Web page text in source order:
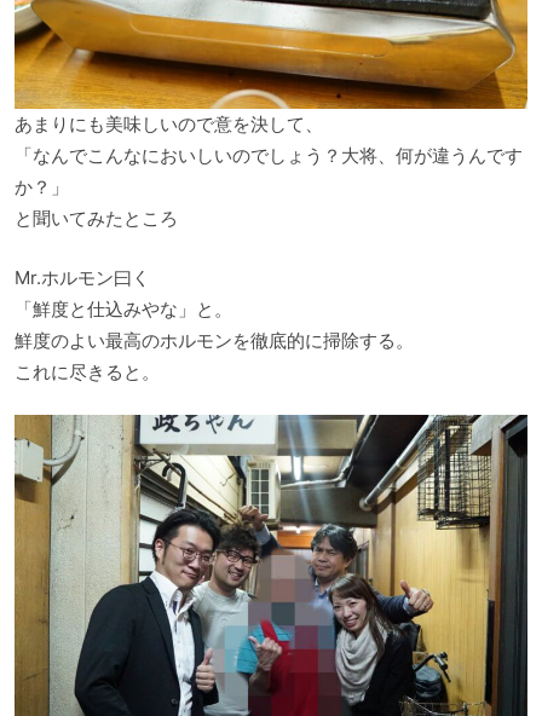
あまりにも美味しいので意を決して、
「なんでこんなにおいしいのでしょう？大将、何が違うんです
か？」
と聞いてみたところ
Mr.ホルモン曰く
「鮮度と仕込みやな」と。
鮮度のよい最高のホルモンを徹底的に掃除する。
これに尽きると。